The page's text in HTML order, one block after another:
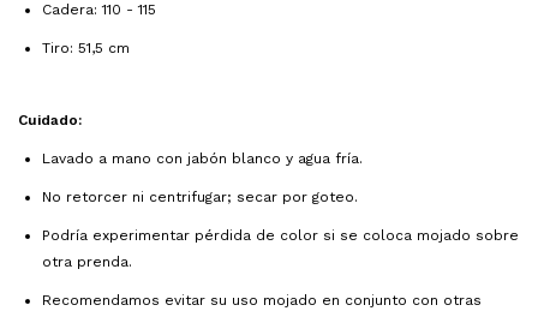
Cadera: 110 - 115
Tiro: 51,5 cm
Cuidado:
Lavado a mano con jabón blanco y agua fría.
No retorcer ni centrifugar; secar por goteo.
Podría experimentar pérdida de color si se coloca mojado sobre
otra prenda.
Recomendamos evitar su uso mojado en conjunto con otras